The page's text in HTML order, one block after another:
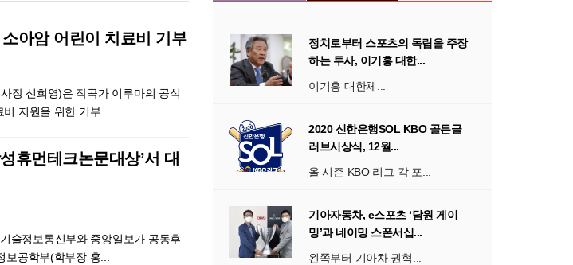
서울31.29
목포27.13
울산23.24
창원26.78
아암 어린이 치료비 기부
장 신희영)은 작곡가 이루마의 공식
지원을 위한 기부...
휴먼테크논문대상’서 대
술정보통신부와 중앙일보가 공동후
보공학부(학부장 홍...
정치로부터 스포츠의 독립을 주장
하는 투사, 이기흥 대한...
이기흥 대한체...
2020 신한은행SOL KBO 골든글
러브시상식, 12월...
올 시즌 KBO 리그 각 포...
기아자동차, e스포츠 ‘담원 게이
밍’과 네이밍 스폰서십...
왼쪽부터 기아차 권혁...